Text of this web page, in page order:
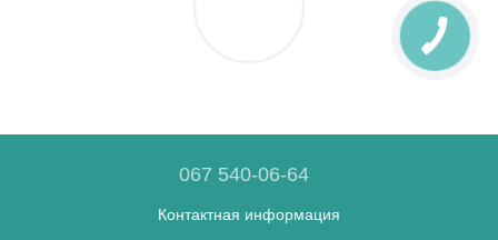
067 540-06-64
Контактная информация